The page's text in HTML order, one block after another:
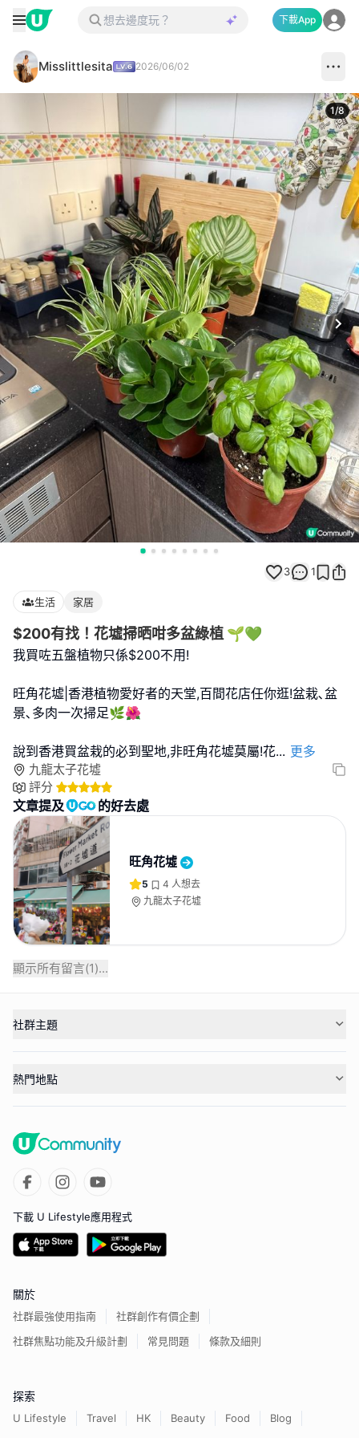
下載App
Misslittlesita 2026/06/02
1/8
3 1
生活 家居
$200有找！花墟掃晒咁多盆綠植 🌱💚
我買咗五盤植物只係$200不用!
旺角花墟|香港植物愛好者的天堂,百間花店任你逛!盆栽､盆
景､多肉一次掃足🌿🌺
說到香港買盆栽的必到聖地,非旺角花墟莫屬!花... 更多
九龍太子花墟
評分
文章提及 的好去處
旺角花墟
5 4 人想去
九龍太子花墟
顯示所有留言(1)...
社群主題
熱門地點
下載 U Lifestyle應用程式
關於
社群最強使用指南
社群創作有價企劃
社群焦點功能及升級計劃
常見問題 條款及細則
探索
U Lifestyle Travel HK Beauty Food
Blog